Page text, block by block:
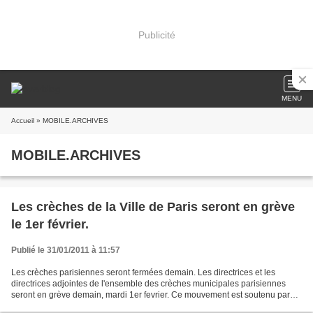
Publicité
MENU
Accueil » MOBILE.ARCHIVES
MOBILE.ARCHIVES
Les crèches de la Ville de Paris seront en grève
le 1er février.
Publié le 31/01/2011 à 11:57
Les crèches parisiennes seront fermées demain. Les directrices et les
directrices adjointes de l'ensemble des crèches municipales parisiennes
seront en grève demain, mardi 1er fevrier. Ce mouvement est soutenu par